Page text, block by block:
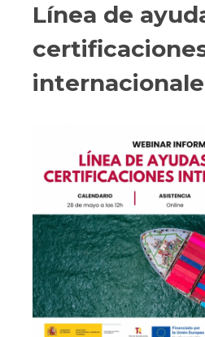
Línea de